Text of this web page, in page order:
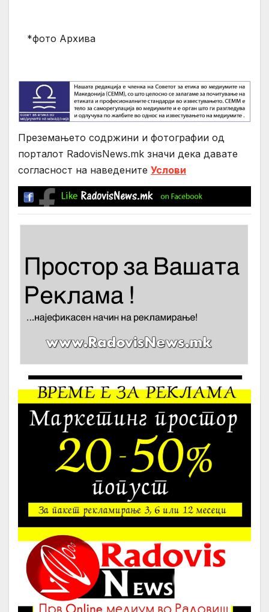
*фото Архива
Преземањето содржини и фотографии од
порталот RadovisNews.mk значи дека давате
согласност на нaведените Услови